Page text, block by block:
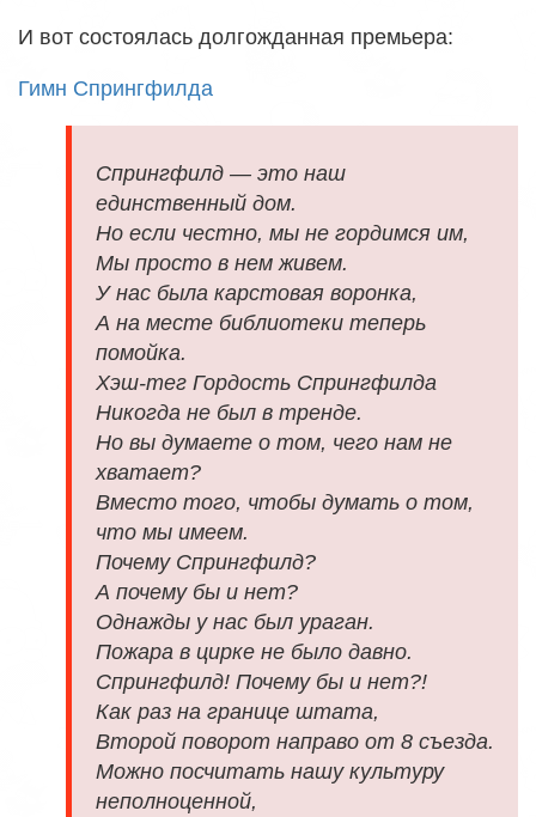
И вот состоялась долгожданная премьера:
Гимн Спрингфилда
Спрингфилд — это наш
единственный дом.
Но если честно, мы не гордимся им,
Мы просто в нем живем.
У нас была карстовая воронка,
А на месте библиотеки теперь
помойка.
Хэш-тег Гордость Спрингфилда
Никогда не был в тренде.
Но вы думаете о том, чего нам не
хватает?
Вместо того, чтобы думать о том,
что мы имеем.
Почему Спрингфилд?
А почему бы и нет?
Однажды у нас был ураган.
Пожара в цирке не было давно.
Спрингфилд! Почему бы и нет?!
Как раз на границе штата,
Второй поворот направо от 8 съезда.
Можно посчитать нашу культуру
неполноценной,